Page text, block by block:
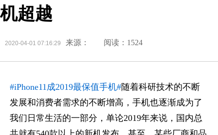
机超越
2020-04-01 07:16:29 来源： 阅读：1524
#iPhone11成2019最保值手机#随着科研技术的不断
发展和消费者需求的不断增高，手机也逐渐成为了
我们日常生活的一部分，单论2019年来说，国内总